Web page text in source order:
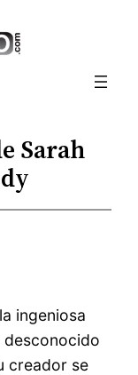
Sarah
ingeniosa
desconocido
creador se